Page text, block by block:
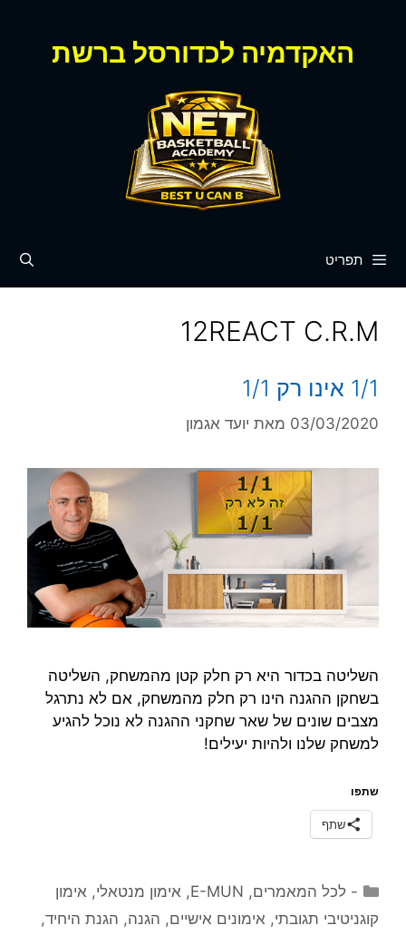
האקדמיה לכדורסל ברשת
תפריט
12REACT C.R.M
1/1 אינו רק 1/1
03/03/2020 מאת יועד אגמון
השליטה בכדור היא רק חלק קטן מהמשחק, השליטה
בשחקן ההגנה הינו רק חלק מהמשחק, אם לא נתרגל
מצבים שונים של שאר שחקני ההגנה לא נוכל להגיע
למשחק שלנו ולהיות יעילים!
שתפו
שתף
קטגוריות
- לכל המאמרים,
E-MUN
, אימון מנטאלי, אימון
קוגניטיבי תגובתי, אימונים אישיים, הגנה, הגנת היחיד,